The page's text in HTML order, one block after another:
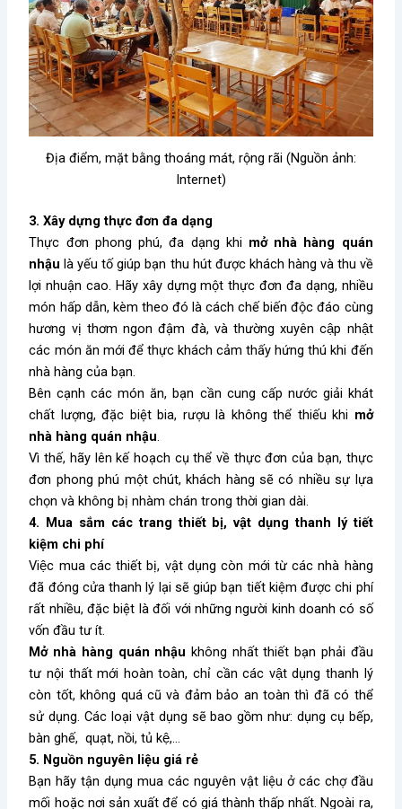
Địa điểm, mặt bằng thoáng mát, rộng rãi (Nguồn ảnh:
Internet)
3. Xây dựng thực đơn đa dạng
Thực đơn phong phú, đa dạng khi mở nhà hàng quán
nhậulà yếu tố giúp bạn thu hút được khách hàng và thu về
lợi nhuận cao. Hãy xây dựng một thực đơn đa dạng, nhiều
món hấp dẫn, kèm theo đó là cách chế biến độc đáo cùng
hương vị thơm ngon đậm đà, và thường xuyên cập nhật
các món ăn mới để thực khách cảm thấy hứng thú khi đến
nhà hàng của bạn.
Bên cạnh các món ăn, bạn cần cung cấp nước giải khát
chất lượng, đặc biệt bia, rượu là không thể thiếu khi mở
nhà hàng quán nhậu.
Vì thế, hãy lên kế hoạch cụ thể về thực đơn của bạn, thực
đơn phong phú một chút, khách hàng sẽ có nhiều sự lựa
chọn và không bị nhàm chán trong thời gian dài.
4. Mua sắm các trang thiết bị, vật dụng thanh lý tiết
kiệm chi phí
Việc mua các thiết bị, vật dụng còn mới từ các nhà hàng
đã đóng cửa thanh lý lại sẽ giúp bạn tiết kiệm được chi phí
rất nhiều, đặc biệt là đối với những người kinh doanh có số
vốn đầu tư ít.
Mở nhà hàng quán nhậu không nhất thiết bạn phải đầu
tư nội thất mới hoàn toàn, chỉ cần các vật dụng thanh lý
còn tốt, không quá cũ và đảm bảo an toàn thì đã có thể
sử dụng. Các loại vật dụng sẽ bao gồm như: dụng cụ bếp,
bàn ghế, quạt, nồi, tủ kệ,…
5. Nguồn nguyên liệu giá rẻ
Bạn hãy tận dụng mua các nguyên vật liệu ở các chợ đầu
mối hoặc nơi sản xuất để có giá thành thấp nhất. Ngoài ra,